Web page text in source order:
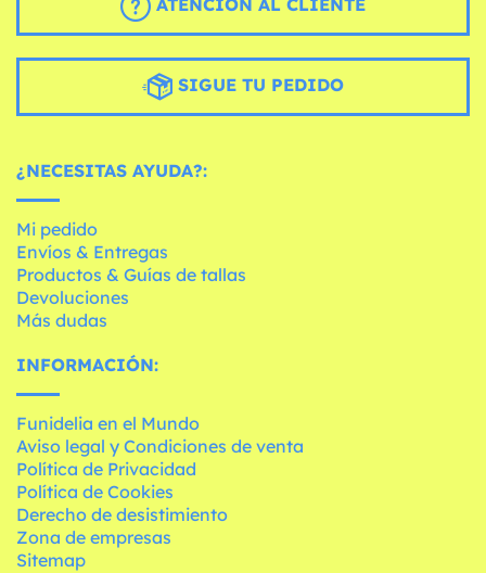
SIGUE TU PEDIDO
¿NECESITAS AYUDA?:
Mi pedido
Envíos & Entregas
Productos & Guías de tallas
Devoluciones
Más dudas
INFORMACIÓN:
Funidelia en el Mundo
Aviso legal y Condiciones de venta
Política de Privacidad
Política de Cookies
Derecho de desistimiento
Zona de empresas
Sitemap